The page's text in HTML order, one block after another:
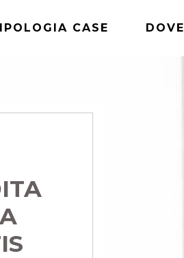
CASE DOVE